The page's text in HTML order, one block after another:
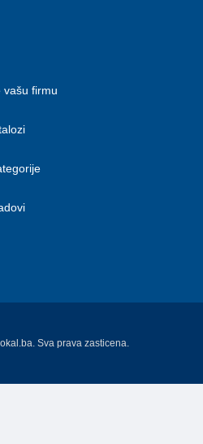
vašu firmu
Sva prava zasticena.